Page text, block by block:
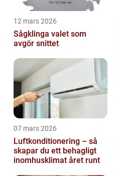
12 mars 2026
Sågklinga valet som
avgör snittet
07 mars 2026
Luftkonditionering – så
skapar du ett behagligt
inomhusklimat året runt